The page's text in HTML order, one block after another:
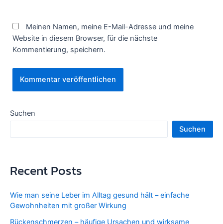
Meinen Namen, meine E-Mail-Adresse und meine
Website in diesem Browser, für die nächste
Kommentierung, speichern.
Suchen
Suchen
Recent Posts
Wie man seine Leber im Alltag gesund hält – einfache
Gewohnheiten mit großer Wirkung
Rückenschmerzen – häufige Ursachen und wirksame